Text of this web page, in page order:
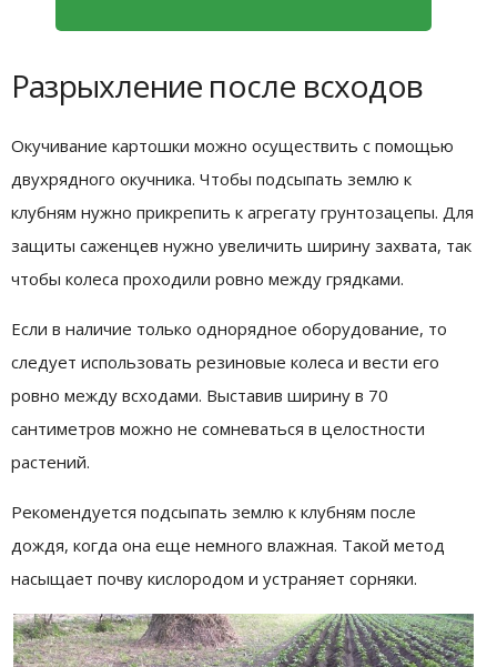
Разрыхление после всходов
Окучивание картошки можно осуществить с помощью
двухрядного окучника. Чтобы подсыпать землю к
клубням нужно прикрепить к агрегату грунтозацепы. Для
защиты саженцев нужно увеличить ширину захвата, так
чтобы колеса проходили ровно между грядками.
Если в наличие только однорядное оборудование, то
следует использовать резиновые колеса и вести его
ровно между всходами. Выставив ширину в 70
сантиметров можно не сомневаться в целостности
растений.
Рекомендуется подсыпать землю к клубням после
дождя, когда она еще немного влажная. Такой метод
насыщает почву кислородом и устраняет сорняки.